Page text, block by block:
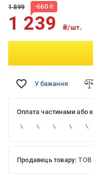
1 899 -660₴
1 239 ₴/шт.
У бажання
Оплата частинами або
Продавець товару: ТОВ